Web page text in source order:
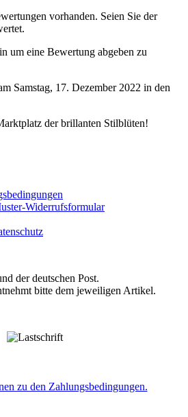
vorhanden. Seien Sie der
um eine Bewertung abgeben zu
Samstag, 17. Dezember 2022 in den
der brillanten Stilblüten!
Widerrufsformular
der deutschen Post.
bitte dem jeweiligen Artikel.
zu den Zahlungsbedingungen.